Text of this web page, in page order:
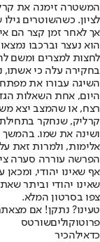
המשטרה זימנה את
לציון. כשהשוטרים
אך לאחר זמן קצר הם
הוא נעצר וברכבו
לחצות למצרים ומשם
בחקירה עלה כי אשתו,
השיגה עבורו את
היום, אחת השאלות
רצח, או שהמצב יצא
ושינה את שמו. בהמשך
אלימות, ולמרות זאת
הפרשה עוררה סערה
אף שאינו יהודי,
שאינו יהודי וביתר
צפו בסרטון המלא.
טעינו? נתקן! אם
פרוטוקוליםשורטס
כדאילהכיר